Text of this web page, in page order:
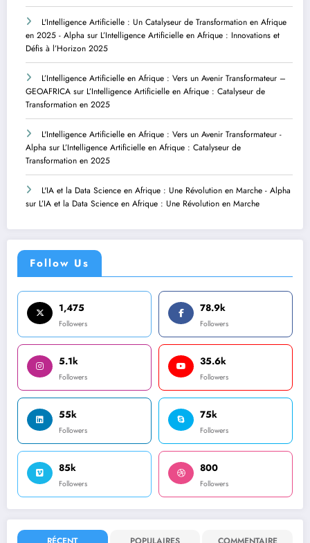
L'Intelligence Artificielle : Un Catalyseur de Transformation en Afrique
en 2025 - Alpha sur L’Intelligence Artificielle en Afrique : Innovations et
Défis à l’Horizon 2025
L’Intelligence Artificielle en Afrique : Vers un Avenir Transformateur –
GEOAFRICA sur L’Intelligence Artificielle en Afrique : Catalyseur de
Transformation en 2025
L'Intelligence Artificielle en Afrique : Vers un Avenir Transformateur -
Alpha sur L’Intelligence Artificielle en Afrique : Catalyseur de
Transformation en 2025
L'IA et la Data Science en Afrique : Une Révolution en Marche - Alpha
sur L’IA et la Data Science en Afrique : Une Révolution en Marche
Follow Us
1,475
Followers
78.9k
Followers
5.1k
Followers
35.6k
Followers
55k
Followers
75k
Followers
85k
Followers
800
Followers